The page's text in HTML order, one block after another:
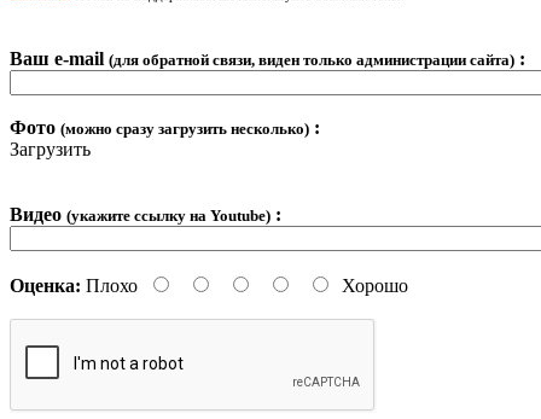
Ваш e-mail (для обратной связи, виден только администрации сайта) :
Фото (можно сразу загрузить несколько) :
Загрузить
Видео (укажите ссылку на Youtube) :
Оценка: Плохо Хорошо